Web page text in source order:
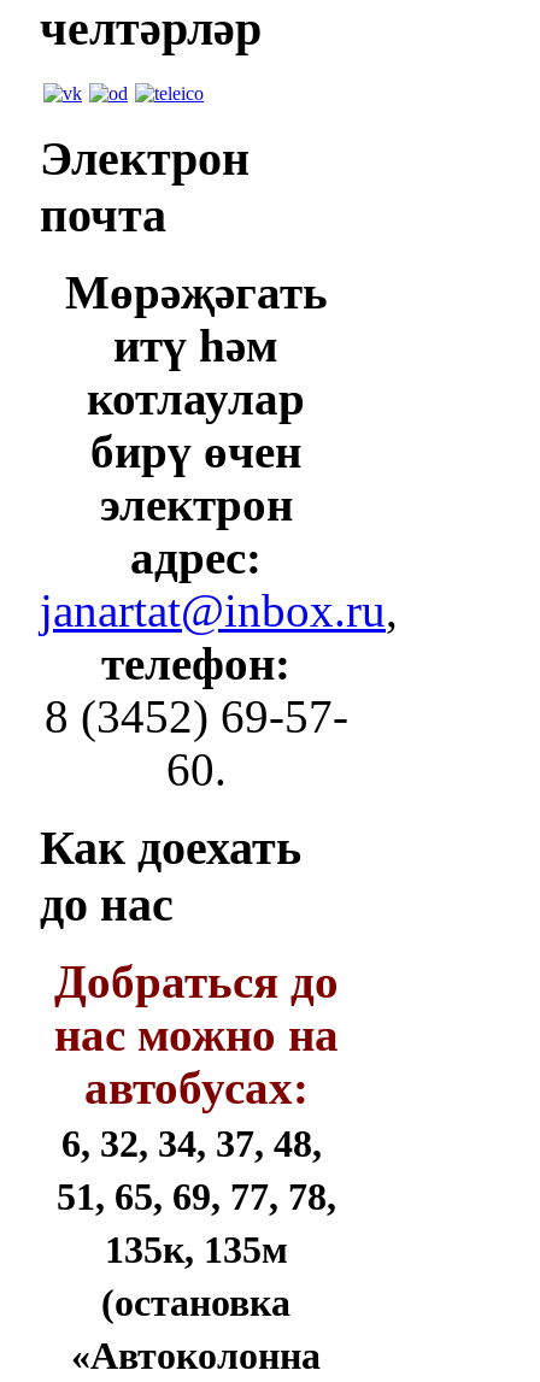
челтәрләр
Электрон
почта
Мөрәҗәгать
итү һәм
котлаулар
бирү өчен
электрон
адрес:
janartat@inbox.ru,
телефон:
8 (3452) 69-57-
60.
Как доехать
до нас
Добраться до
нас можно на
автобусах:
6, 32, 34, 37, 48,
51, 65, 69, 77, 78,
135к, 135м
(остановка
«Автоколонна